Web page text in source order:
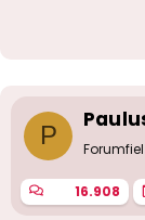
n
g
n
:
P Forumfiel
16.908